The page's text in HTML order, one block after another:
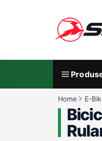
Home E-